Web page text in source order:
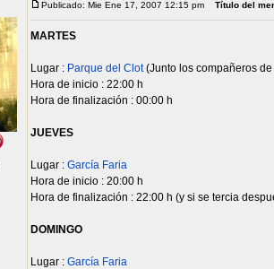
Publicado: Mie Ene 17, 2007 12:15 pm Título del
MARTES
Lugar : Parque del Clot(Junto los compañeros de
Hora de inicio : 22:00 h
Hora de finalización : 00:00 h
JUEVES
Lugar : García Faria
Hora de inicio : 20:00 h
Hora de finalización : 22:00 h (y si se tercia
DOMINGO
Lugar : García Faria